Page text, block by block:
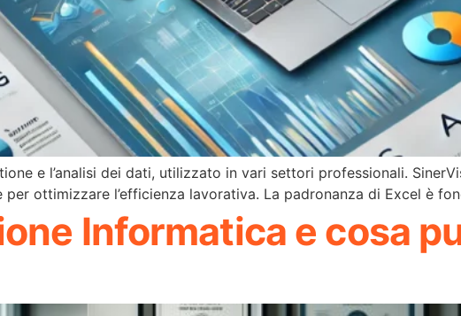
e l’analisi dei dati, utilizzato in vari settori professionali.
per ottimizzare l’efficienza lavorativa. La padronanza di Excel è
Informatica e cosa